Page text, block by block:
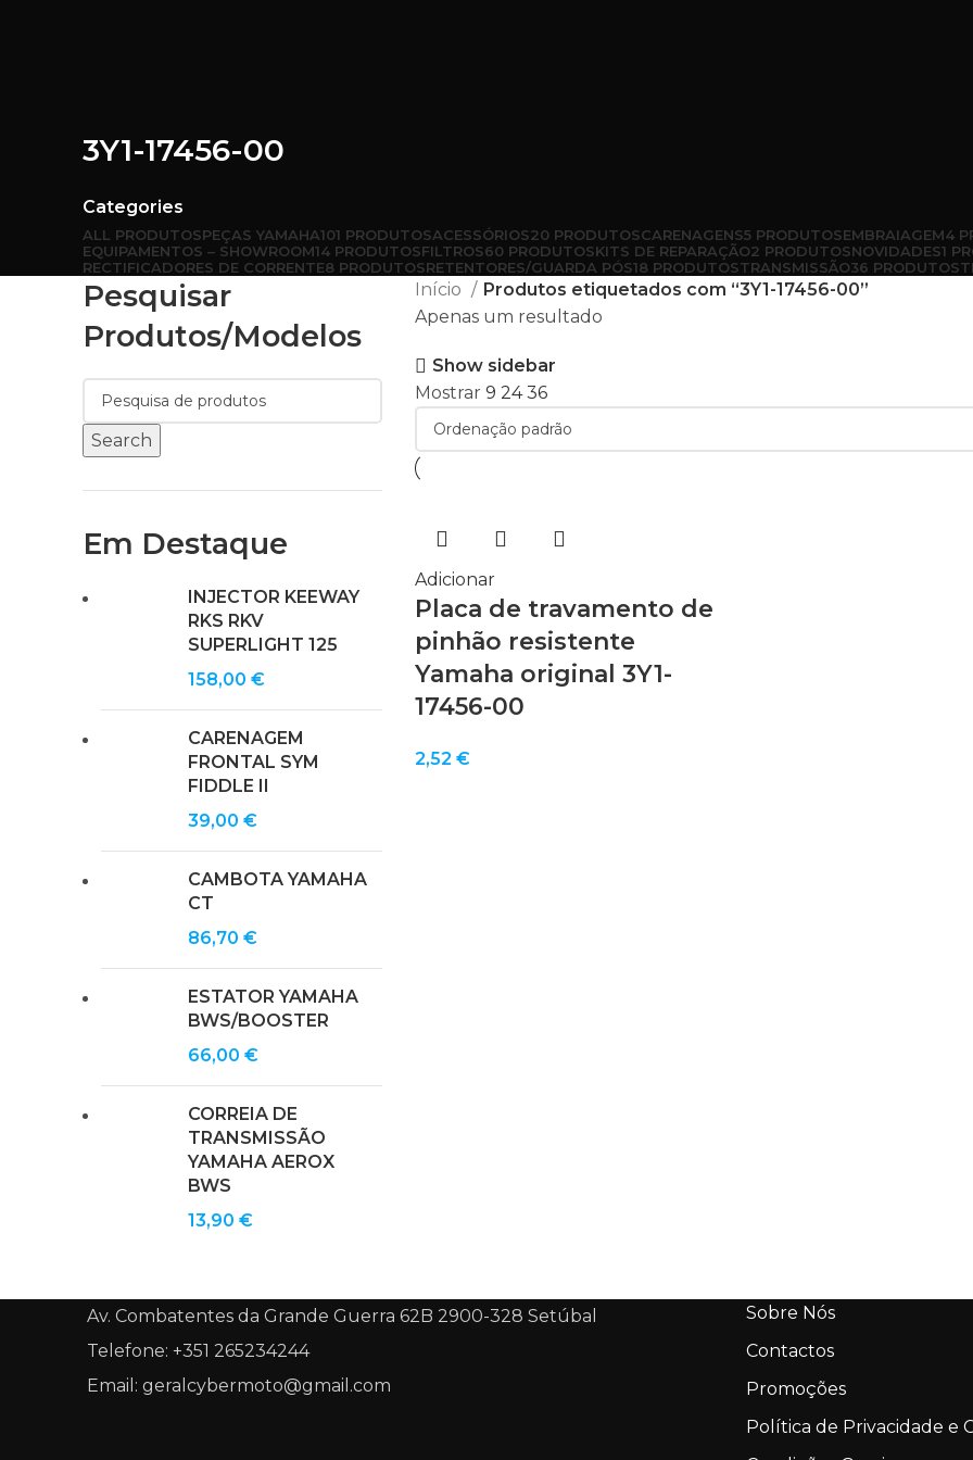
3Y1-17456-00
Categories
ALL PRODUTOSPEÇAS YAMAHA101 PRODUTOSACESSÓRIOS20 PRODUTOSCARENAGENS5 PRODUTOSEMBRAIAGEM4
EQUIPAMENTOS – SHOWROOM14 PRODUTOSFILTROS60 PRODUTOSKITS DE REPARAÇÃO2 PRODUTOSNOVIDADES1
RECTIFICADORES DE CORRENTE8 PRODUTOSRETENTORES/GUARDA PÓS18 PRODUTOSTRANSMISSÃO36 PRODUTOS
Pesquisar
Produtos/modelos
Search
Em Destaque
INJECTOR KEEWAY
RKS RKV
SUPERLIGHT 125
158,00 €
CARENAGEM
FRONTAL SYM
FIDDLE II
39,00 €
CAMBOTA YAMAHA
CT
86,70 €
ESTATOR YAMAHA
BWS/BOOSTER
66,00 €
CORREIA DE
TRANSMISSÃO
YAMAHA AEROX
BWS
13,90 €
Início
Produtos etiquetados com “3Y1-17456-00”
Apenas um resultado
Show sidebar
Mostrar 9 2436
Adicionar
Placa de travamento de
pinhão resistente
Yamaha original 3Y1-
17456-00
2,52 €
Av. Combatentes da Grande Guerra 62B 2900-328 Setúbal
Telefone: +351 265234244
Email: geralcybermoto@gmail.com
Sobre Nós
Contactos
Promoções
Política de Privacidade e